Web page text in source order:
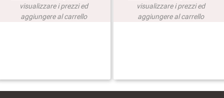
visualizzare i prezzi ed
aggiungere al carrello
visualizzare i prezzi ed
aggiungere al carrello